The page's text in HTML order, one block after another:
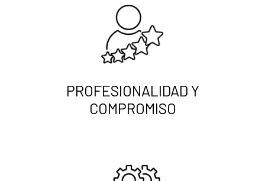
PROFESIONALIDAD Y
COMPROMISO